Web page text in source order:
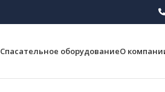
Спасательное оборудованиеО